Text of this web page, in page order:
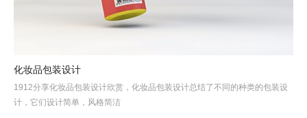
化妆品包装设计
1912分享化妆品包装设计欣赏，化妆品包装设计总结了不同的种类的包装设
计，它们设计简单，风格简洁